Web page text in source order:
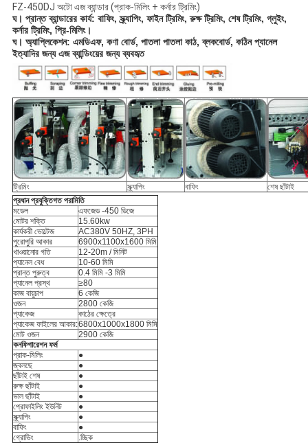
FZ-450DJ অটো এজ ব্যান্ডার (প্রাক-মিলিং + কর্নার ট্রিমিং)
ঘ। প্রান্ত ব্যান্ডারের কার্য: বাফিং, স্ক্র্যাপিং, ফাইন ট্রিমিং, রুক্ষ ট্রিমিং, শেষ ট্রিমিং, গ্লুইং,
কর্নার ট্রিমিং, প্রি-মিলিং।
ঘ। অ্যাপ্লিকেশন: এমডিএফ, কণা বোর্ড, পাতলা পাতলা কাঠ, ব্লকবোর্ড, কঠিন প্যানেল
ইত্যাদির জন্য এজ ব্যান্ডিংয়ের জন্য ব্যবহৃত
ট্রিমিং স্ক্র্যাপিং বাফিং
শেষ ছাঁটাই
প্রধান প্রযুক্তিগত পরামিতি
মডেল
এফজেড -450 ডিজে
মোটর শক্তি
15.60kw
কার্যকরী ভোল্টেজ
AC380V 50HZ, 3PH
পুরোপুরি আকার
6900x1100x1600 মিমি
খাওয়ানোর গতি
12-20m / মিনিট
প্যানেল বেধ
10-60 মিমি
প্রান্ত পুরুত্ব
0.4 মিমি -3 মিমি
প্যানেল প্রস্থ
≥80
কাজ বায়ুচাপ
6 কেজি
ওজন
2800 কেজি
প্যাকেজ
কাঠের ক্ষেত্রে
প্যাকেজ ফাইলের আকার:6800x1000x1800 মিমি
মোট ওজন
2900 কেজি
কনফিগারেশন ফর্ম
প্রাক-মিলিং
●
জ্বলছে
●
ছাঁটাই শেষ
●
রুক্ষ ছাঁটাই
●
ভাল ছাঁটাই
●
প্রোফাইলিং ইউনিট
●
স্ক্র্যাপিং
●
বাফিং
●
গ্রোভিং
.চ্ছিক